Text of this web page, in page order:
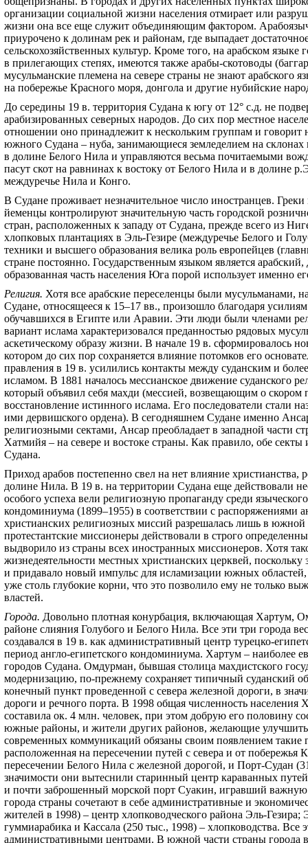
организации социальной жизни населения отмирает или
жизни она все еще служит объединяющим фактором.
приурочено к долинам рек и районам, где выпадает
сельскохозяйственных культур. Кроме того, на арабском
в прилегающих степях, имеются также арабы-скотоводы
мусульманские племена на севере страны не знают арабского
на побережье Красного моря, донгола и другие нубийские
До середины 19 в. территория Судана к югу от 12° с.д. не
арабизированных северных народов. До сих пор местное
отношении оно принадлежит к нескольким группам и
южного Судана – нуба, занимающиеся земледелием на
в долине Белого Нила и управляются весьма почитаемыми
пасут скот на равнинах к востоку от Белого Нила и в долине
междуречье Нила и Конго.
В Судане проживает незначительное число иностранцев.
йеменцы контролируют значительную часть городской
стран, расположенных к западу от Судана, прежде всего из
хлопковых плантациях в Эль-Гезире (междуречье Белого и
техники и высшего образования велика роль европейцев
стране постоянно. Государственным языком является
образованная часть населения Юга порой использует именно
Религия. Хотя все арабские переселенцы были мусульманами,
Судане, относящееся к 15–17 вв., произошло благодаря
обучавшихся в Египте или Аравии. Эти люди были членами
вариант ислама характеризовался преданностью рядовых
аскетическому образу жизни. В начале 19 в. сформировалось
котором до сих пор сохраняется влияние потомков его
правления в 19 в. усилились контакты между суданским и
исламом. В 1881 началось мессианское движение суданского
который объявил себя махди (мессией, возвещающим о скором
восстановление истинного ислама. Его последователи стали
ими дервишского ордена). В сегодняшнем Судане именно
религиозными сектами, Ансар преобладает в западной части
Хатмийя – на севере и востоке страны. Как правило, обе
Судана.
Приход арабов постепенно свел на нет влияние христианства,
долине Нила. В 19 в. на территории Судана еще действовали
особого успеха вели религиозную пропаганду среди
кондоминиума (1899–1955) в соответствии с распоряжениями
христианских религиозных миссий разрешалась лишь в южной
протестантские миссионеры действовали в строго
выдворило из страны всех иностранных миссионеров. Хотя
жизнедеятельности местных христианских церквей,
и придавало новый импульс для исламизации южных
уже столь глубокие корни, что это позволило ему не только
властей.
Города. Довольно плотная конурбация, включающая Хартум,
районе слияния Голубого и Белого Нила. Все эти три города
создавался в 19 в. как административный центр турецко-
период англо-египетского кондоминиума. Хартум – наиболее
городов Судана. Омдурман, бывшая столица махдистского
модернизацию, по-прежнему сохраняет типичный суданский
конечный пункт проведенной с севера железной дороги, в
дороги и речного порта. В 1998 общая численность
составила ок. 4 млн. человек, при этом добрую его половину
южные районы, и жители других районов, желающие улучшить
современных коммуникаций обязаны своим появлением такие
расположенная на пересечении путей с севера и от
пересечении Белого Нила с железной дорогой, и Порт-Судан
значимости они вытеснили старинный центр караванных
и почти заброшенный морской порт Суакин, игравший важную
города страны сочетают в себе административные и
жителей в 1998) – центр хлопководческого района Эль-
гуммиарабика и Кассала (250 тыс., 1998) – хлопководства. Все
административными центрами. В южной части страны города